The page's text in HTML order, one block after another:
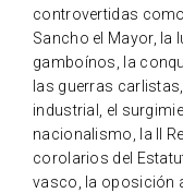
controvertidas
Sancho el Mayor, la
gamboínos, la
las guerras
industrial, el
nacionalismo, la II
corolarios del
vasco, la oposición